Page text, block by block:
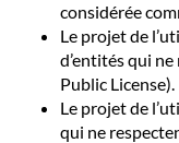
considérée
Le projet de
d’entités qui
Public License).
Le projet de
qui ne